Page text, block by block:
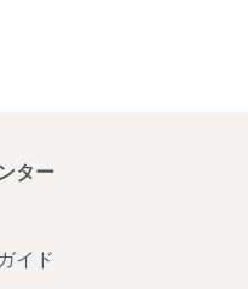
ター
イド